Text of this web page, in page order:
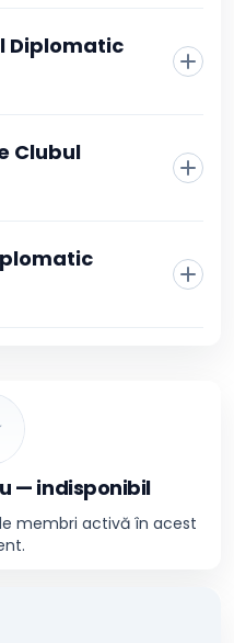
Diplomatic
Clubul
— indisponibil
membri activă în acest